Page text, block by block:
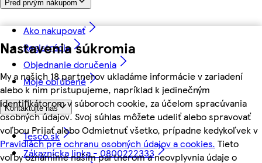
Nastavenia súkromia
My a našich 18 partnerov ukladáme informácie v zariadení
alebo k nim pristupujeme, napríklad k jedinečným
identifikátorom v súboroch cookie, za účelom spracúvania
osobných údajov. Svoj súhlas môžete udeliť alebo spravovať
voľbou Prijať alebo Odmietnuť všetko, prípadne kedykoľvek v
Pravidlách pre ochranu osobných údajov a cookies. Tieto
voľby oznámime našim partnerom a neovplyvnia údaje o
Pred prvým nákupom
Ako nakupovať
Registrácia
Objednanie doručenia
Moje obľúbené
Kontaktujte nás
Tesco.sk
Zákaznícka linka - 0800222333